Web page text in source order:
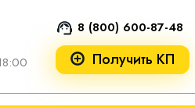
8 (800) 600-87-48
Получить КП